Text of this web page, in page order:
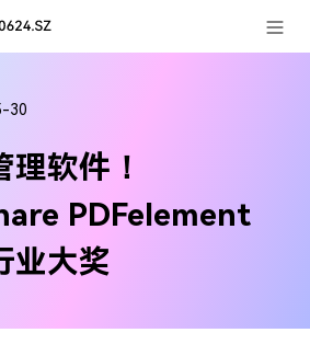
30
软件！
PDFelement
业大奖